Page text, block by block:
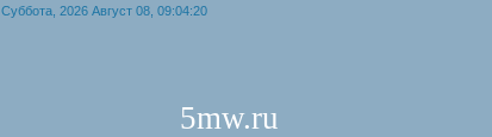
Суббота, 2026 Август 08, 09:04:20
5mw.ru